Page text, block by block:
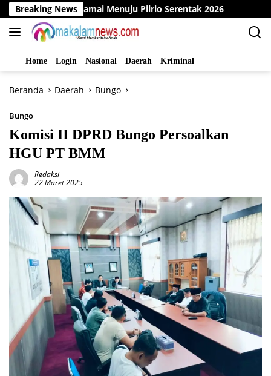
Langsung
ke
konten
Breaking News
Damai Menuju Pilrio Serentak 2026 Dinas PMD
Home Login Nasional Daerah Kriminal
Beranda Daerah Bungo
Bungo
Komisi II DPRD Bungo Persoalkan
HGU PT BMM
Redaksi
22 Maret 2025